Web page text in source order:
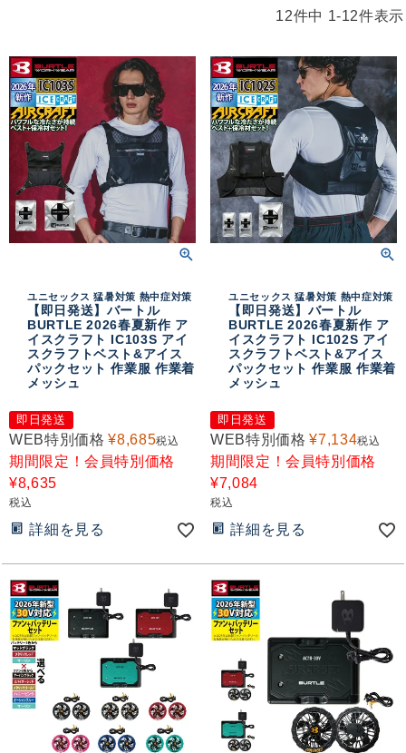
おすすめコンテンツ
12件中 1-12件表示
ユニセックス 猛暑対策 熱中症対策
【即日発送】バートル
BURTLE 2026春夏新作 ア
イスクラフト IC103S アイ
スクラフトベスト&アイス
パックセット 作業服 作業着
メッシュ
即日発送
WEB特別価格 ¥8,685税込
期間限定！会員特別価格
¥8,635
税込
詳細を見る
ユニセックス 猛暑対策 熱中症対策
【即日発送】バートル
BURTLE 2026春夏新作 ア
イスクラフト IC102S アイ
スクラフトベスト&アイス
パックセット 作業服 作業着
メッシュ
即日発送
WEB特別価格 ¥7,134税込
期間限定！会員特別価格
¥7,084
税込
詳細を見る